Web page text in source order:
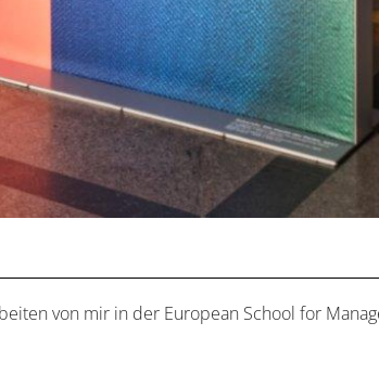
von mir in der European School for